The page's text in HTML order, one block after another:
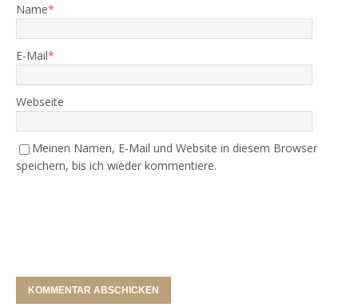
Name*
E-Mail*
Webseite
Meinen Namen, E-Mail und Website in diesem Browser
speichern, bis ich wieder kommentiere.